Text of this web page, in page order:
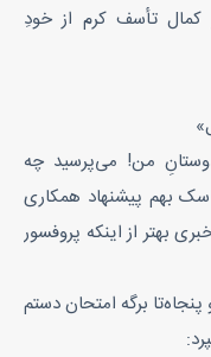
کمال تأسف کرم از خودِ
من! می‌پرسید چه
بهم پیشنهاد همکاری
بهتر از اینکه پروفسور
برگه امتحان دستم